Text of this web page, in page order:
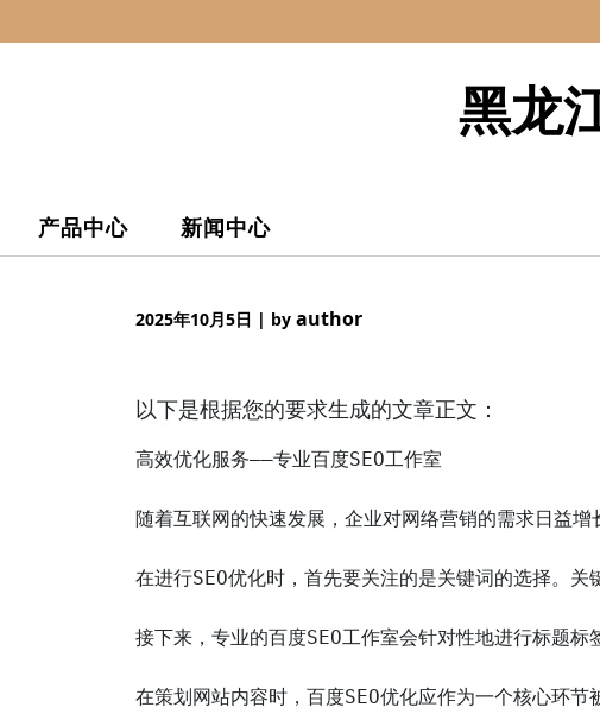
to
黑龙
产品中心 新闻中心
2025年10月5日 | by author
以下是根据您的要求生成的文章正文：
高效优化服务——专业百度SEO工作室
随着互联网的快速发展，企业对网络营销的需求日益
在进行SEO优化时，首先要关注的是关键词的选择。
接下来，专业的百度SEO工作室会针对性地进行标题
在策划网站内容时，百度SEO优化应作为一个核心环